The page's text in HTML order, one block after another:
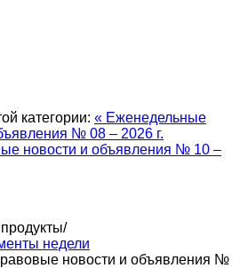
категории: « Еженедельные
№ 08 – 2026 г.
новости и объявления № 10 –
/
недели
новости и объявления №